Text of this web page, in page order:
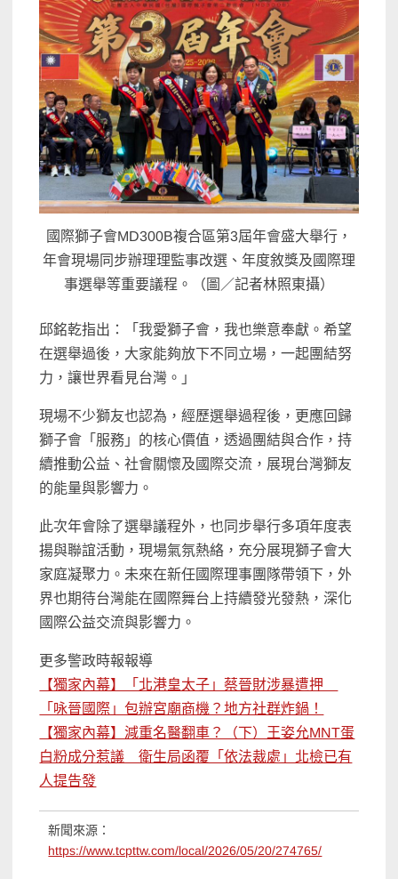
國際獅子會MD300B複合區第3屆年會盛大舉行，
年會現場同步辦理理監事改選、年度敘獎及國際理
事選舉等重要議程。（圖／記者林照東攝）
邱銘乾指出：「我愛獅子會，我也樂意奉獻。希望
在選舉過後，大家能夠放下不同立場，一起團結努
力，讓世界看見台灣。」
現場不少獅友也認為，經歷選舉過程後，更應回歸
獅子會「服務」的核心價值，透過團結與合作，持
續推動公益、社會關懷及國際交流，展現台灣獅友
的能量與影響力。
此次年會除了選舉議程外，也同步舉行多項年度表
揚與聯誼活動，現場氣氛熱絡，充分展現獅子會大
家庭凝聚力。未來在新任國際理事團隊帶領下，外
界也期待台灣能在國際舞台上持續發光發熱，深化
國際公益交流與影響力。
更多警政時報報導
【獨家內幕】「北港皇太子」蔡晉財涉暴遭押
「咏晉國際」包辦宮廟商機？地方社群炸鍋！
【獨家內幕】減重名醫翻車？（下）王姿允MNT蛋
白粉成分惹議 衛生局函覆「依法裁處」北檢已有
人提告發
新聞來源：
https://www.tcpttw.com/local/2026/05/20/274765/